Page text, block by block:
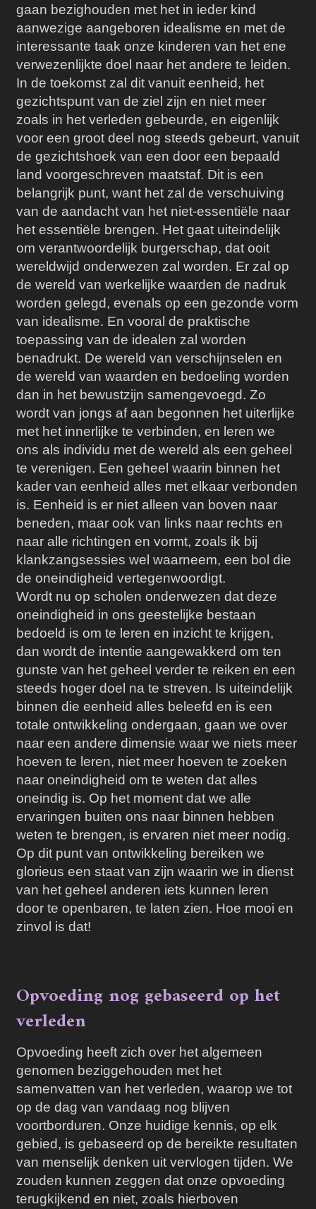
gaan bezighouden met het in ieder kind
aanwezige aangeboren idealisme en met de
interessante taak onze kinderen van het ene
verwezenlijkte doel naar het andere te leiden.
In de toekomst zal dit vanuit eenheid, het
gezichtspunt van de ziel zijn en niet meer
zoals in het verleden gebeurde, en eigenlijk
voor een groot deel nog steeds gebeurt, vanuit
de gezichtshoek van een door een bepaald
land voorgeschreven maatstaf. Dit is een
belangrijk punt, want het zal de verschuiving
van de aandacht van het niet-essentiële naar
het essentiële brengen. Het gaat uiteindelijk
om verantwoordelijk burgerschap, dat ooit
wereldwijd onderwezen zal worden. Er zal op
de wereld van werkelijke waarden de nadruk
worden gelegd, evenals op een gezonde vorm
van idealisme. En vooral de praktische
toepassing van de idealen zal worden
benadrukt. De wereld van verschijnselen en
de wereld van waarden en bedoeling worden
dan in het bewustzijn samengevoegd. Zo
wordt van jongs af aan begonnen het uiterlijke
met het innerlijke te verbinden, en leren we
ons als individu met de wereld als een geheel
te verenigen. Een geheel waarin binnen het
kader van eenheid alles met elkaar verbonden
is. Eenheid is er niet alleen van boven naar
beneden, maar ook van links naar rechts en
naar alle richtingen en vormt, zoals ik bij
klankzangsessies wel waarneem, een bol die
de oneindigheid vertegenwoordigt.
Wordt nu op scholen onderwezen dat deze
oneindigheid in ons geestelijke bestaan
bedoeld is om te leren en inzicht te krijgen,
dan wordt de intentie aangewakkerd om ten
gunste van het geheel verder te reiken en een
steeds hoger doel na te streven. Is uiteindelijk
binnen die eenheid alles beleefd en is een
totale ontwikkeling ondergaan, gaan we over
naar een andere dimensie waar we niets meer
hoeven te leren, niet meer hoeven te zoeken
naar oneindigheid om te weten dat alles
oneindig is. Op het moment dat we alle
ervaringen buiten ons naar binnen hebben
weten te brengen, is ervaren niet meer nodig.
Op dit punt van ontwikkeling bereiken we
glorieus een staat van zijn waarin we in dienst
van het geheel anderen iets kunnen leren
door te openbaren, te laten zien. Hoe mooi en
zinvol is dat!
Opvoeding nog gebaseerd op het
verleden
Opvoeding heeft zich over het algemeen
genomen beziggehouden met het
samenvatten van het verleden, waarop we tot
op de dag van vandaag nog blijven
voortborduren. Onze huidige kennis, op elk
gebied, is gebaseerd op de bereikte resultaten
van menselijk denken uit vervlogen tijden. We
zouden kunnen zeggen dat onze opvoeding
terugkijkend en niet, zoals hierboven